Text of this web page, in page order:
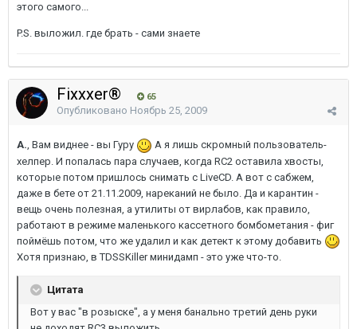
этого самого...
P.S. выложил. где брать - сами знаете
Fixxxer® 65
Опубликовано Ноябрь 25, 2009
А., Вам виднее - вы Гуру
А я лишь скромный пользователь-
хелпер. И попалась пара случаев, когда RC2 оставила хвосты,
которые потом пришлось снимать с LiveCD. А вот с сабжем,
даже в бете от 21.11.2009, нареканий не было. Да и карантин -
вещь очень полезная, а утилиты от вирлабов, как правило,
работают в режиме маленького кассетного бомбометания - фиг
поймёшь потом, что же удалил и как детект к этому добавить
Хотя признаю, в TDSSKiller минидамп - это уже что-то.
Цитата
Вот у вас "в розыске", а у меня банально третий день руки